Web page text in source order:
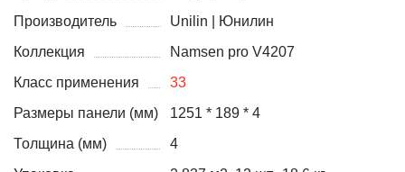
Производитель
Unilin | Юнилин
Коллекция
Namsen pro V4207
Класс применения
33
Размеры панели (мм)
1251 * 189 * 4
Толщина (мм)
4